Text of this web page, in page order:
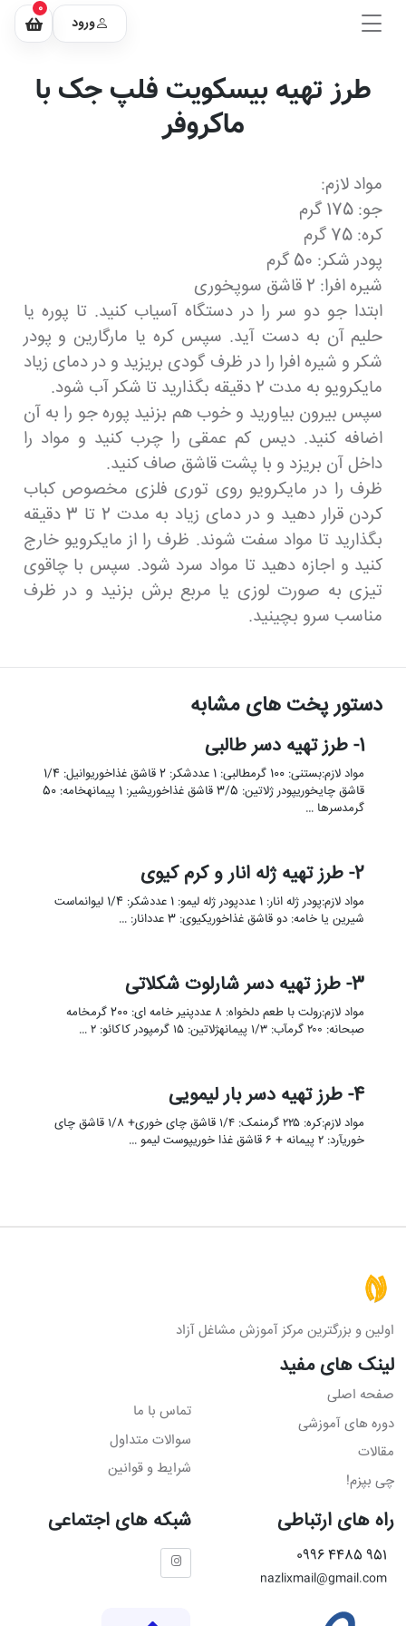
ورود
0
طرز تهیه بیسکویت فلپ جک با
ماکروفر
مواد لازم:
جو: 175 گرم
کره: 75 گرم
پودر شکر: 50 گرم
شیره افرا: 2 قاشق سوپخوری
ابتدا جو دو سر را در دستگاه آسیاب کنید. تا پوره یا
حلیم آن به دست آید. سپس کره یا مارگارین و پودر
شکر و شیره افرا را در ظرف گودی بریزید و در دمای زیاد
مایکرویو به مدت 2 دقیقه بگذارید تا شکر آب شود.
سپس بیرون بیاورید و خوب هم بزنید پوره جو را به آن
اضافه کنید. دیس کم عمقی را چرب کنید و مواد را
داخل آن بریزد و با پشت قاشق صاف کنید.
ظرف را در مایکرویو روی توری فلزی مخصوص کباب
کردن قرار دهید و در دمای زیاد به مدت 2 تا 3 دقیقه
بگذارید تا مواد سفت شوند. ظرف را از مایکرویو خارج
کنید و اجازه دهید تا مواد سرد شود. سپس با چاقوی
تیزی به صورت لوزی یا مربع برش بزنید و در ظرف
مناسب سرو بچینید.
دستور پخت های مشابه
1- طرز تهیه دسر طالبی
مواد لازم:بستنی: 100 گرمطالبی: 1 عددشکر: 2 قاشق غذاخوریوانیل: 1/4
قاشق چایخوریپودر ژلاتین: 3/5 قاشق غذاخوریشیر: 1 پیمانهخامه: 50
گرمدسرها …
2- طرز تهیه ژله انار و کرم کیوی
مواد لازم:پودر ژله انار: 1 عددپودر ژله لیمو: 1 عددشکر: 1/4 لیوانماست
شیرین یا خامه: دو قاشق غذاخوریکیوی: 3 عددانار: …
3- طرز تهیه دسر شارلوت شکلاتی
مواد لازم:رولت با طعم دلخواه: ۸ عددپنیر خامه ای: 200 گرمخامه
صبحانه: ۲۰۰ گرمآب: ۱/۳ پیمانهژلاتین: ۱۵ گرمپودر کاکائو: ۲ …
4- طرز تهیه دسر بار لیمویی
مواد لازم:کره: ۲۲۵ گرمنمک: ۱/۴ قاشق چای خوری+ ۱/۸ قاشق چای
خوریآرد: ۲ پیمانه + ۶ قاشق غذا خوریپوست لیمو …
اولین و بزرگترین مرکز آموزش مشاغل آزاد
لینک های مفید
صفحه اصلی
دوره های آموزشی
مقالات
چی بپزم!
تماس با ما
سوالات متداول
شرایط و قوانین
راه های ارتباطی
951 4485 0996
nazlixmail@gmail.com
شبکه های اجتماعی